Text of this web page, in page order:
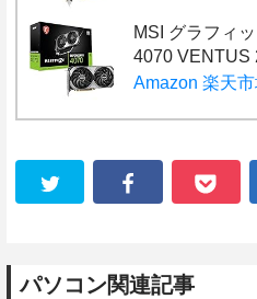
MSI グラフィ
4070 VENTUS
Amazon 楽天
パソコン関連記事